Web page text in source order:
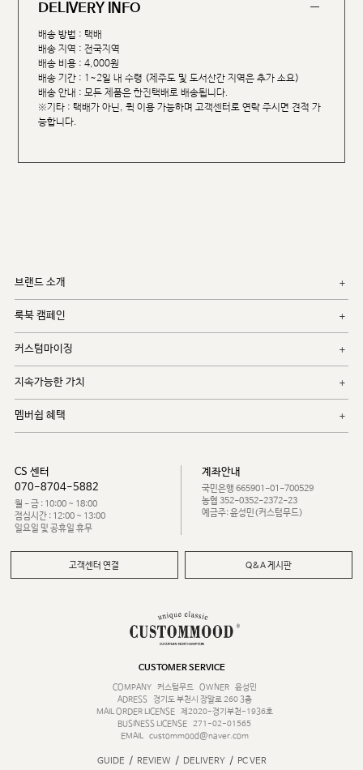
DELIVERY INFO
배송 방법 : 택배
배송 지역 : 전국지역
배송 비용 : 4,000원
배송 기간 : 1~2일 내 수령 (제주도 및 도서산간 지역은 추가 소요)
배송 안내 : 모든 제품은 한진택배로 배송됩니다.
※기타 : 택배가 아닌, 퀵 이용 가능하며 고객센터로 연락 주시면 견적 가
능합니다.
브랜드 소개
룩북 캠페인
커스텀마이징
지속가능한 가치
멤버쉽 혜택
CS 센터
070-8704-5882
월 - 금 : 10:00 ~ 18:00
점심시간 : 12:00 ~ 13:00
일요일 및 공휴일 휴무
계좌안내
국민은행 665901-01-700529
농협 352-0352-2372-23
예금주: 윤성민(커스텀무드)
고객센터 연결 Q&A 게시판
CUSTOMER SERVICE
COMPANY
커스텀무드 OWNER
윤성민
ADRESS
경기도 부천시 장말로 260 3층
MAIL ORDER LICENSE
제2020-경기부천-1936호
BUSINESS LICENSE 271-02-01565
EMAIL
custommood@naver.com
GUIDE / REVIEW / DELIVERY / PC VER